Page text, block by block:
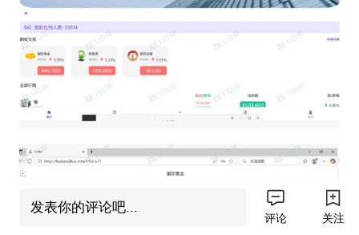
发表你的评论吧...
评论 关注